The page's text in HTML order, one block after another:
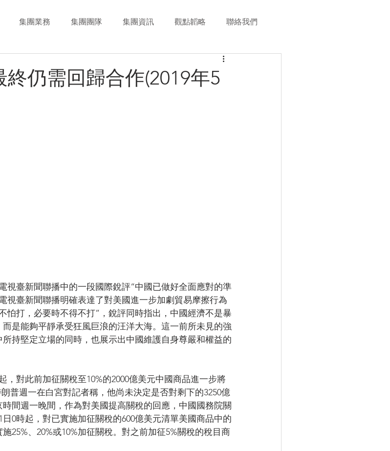
集團業務 集團團隊 集團資訊 觀點韜略 聯絡我們
仍需回歸合作(2019年5
視臺新聞聯播中的一段國際銳評“中國已做好全面應對的準
視臺新聞聯播明確表達了對美國進一步加劇貿易摩擦行為
怕打，必要時不得不打”，銳評同時指出，中國經濟不是暴
是能夠平靜承受狂風巨浪的汪洋大海。這一前所未見的強
持堅定立場的同時，也展示出中國維護自身尊嚴和權益的
，對此前加征關稅至10%的2000億美元中國商品進一步將
普週一在白宮對記者稱，他尚未決定是否對剩下的3250億
間週一晚間，作為對美國提高關稅的回應，中國國務院關
0時起，對已實施加征關稅的600億美元清單美國商品中的
25%、20%或10%加征關稅。對之前加征5%關稅的稅目商